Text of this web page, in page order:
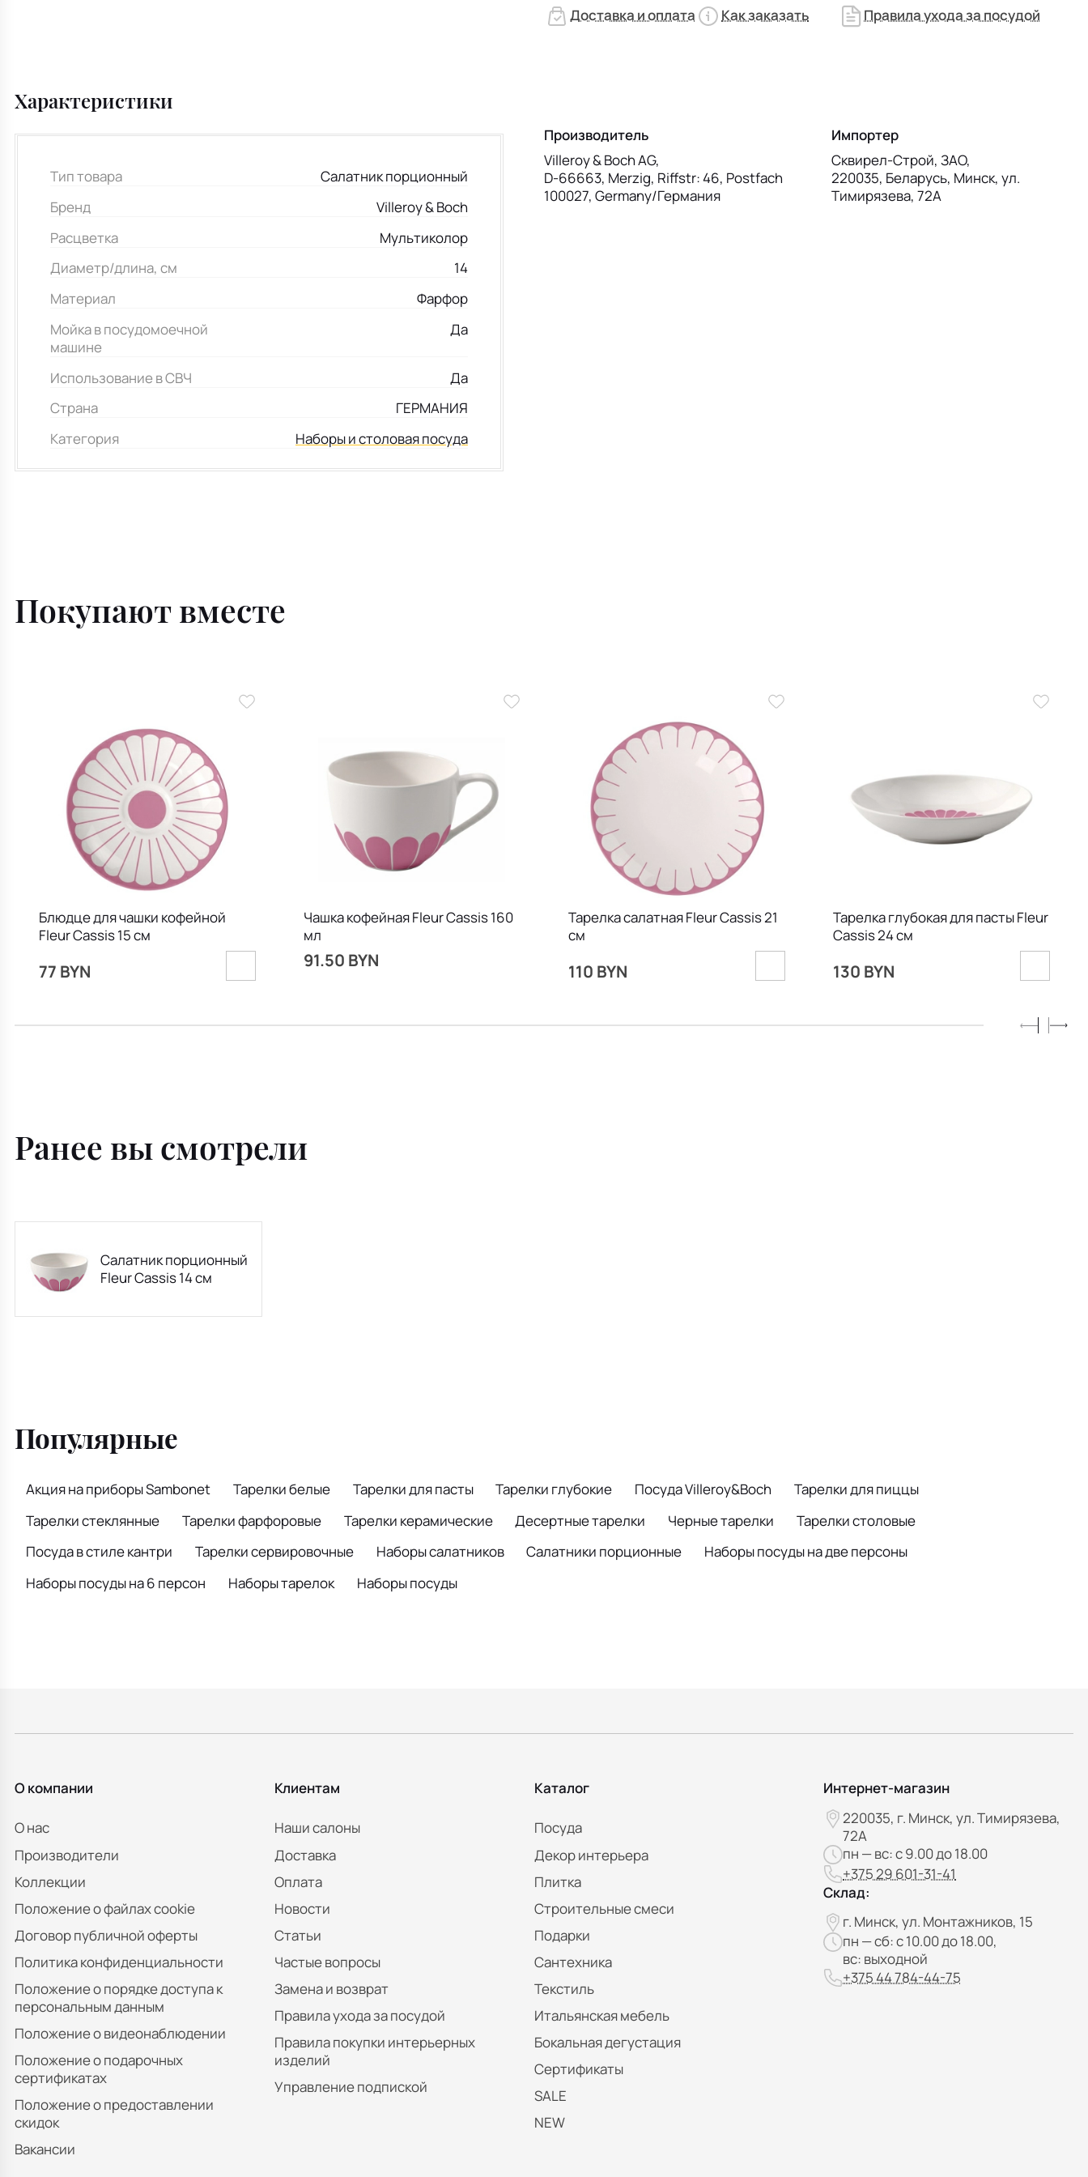
Доставка и оплата Как заказать Правила ухода за посудой
Характеристики
Тип товара
Салатник порционный
Бренд
Villeroy & Boch
Расцветка
Мультиколор
Диаметр/длина, см
14
Материал
Фарфор
Мойка в посудомоечной
машине
Да
Использование в СВЧ
Да
Страна
ГЕРМАНИЯ
Категория
Наборы и столовая посуда
Производитель
Villeroy & Boch AG,
D-66663, Merzig, Riffstr: 46, Postfach
100027, Germany/Германия
Импортер
Сквирел-Строй, ЗАО,
220035, Беларусь, Минск, ул.
Тимирязева, 72А
Покупают вместе
Блюдце для чашки кофейной
Fleur Cassis 15 см
77 BYN
Чашка кофейная Fleur Cassis 160
мл
91.50 BYN
Тарелка салатная Fleur Cassis 21
см
110 BYN
Тарелка глубокая для пасты Fleur
Cassis 24 см
130 BYN
Ранее вы смотрели
Салатник порционный
Fleur Cassis 14 см
Популярные
Акция на приборы Sambonet Тарелки белые Тарелки для пасты Тарелки глубокие Посуда Villeroy&Boch
Тарелки для пиццы
Тарелки стеклянные
Тарелки фарфоровые Тарелки керамические Десертные тарелки Черные тарелки
Тарелки столовые
Посуда в стиле кантри
Тарелки сервировочные Наборы салатников Салатники порционные
Наборы посуды на две персоны
Наборы посуды на 6 персон
Наборы тарелок Наборы посуды
О компании
О нас
Производители
Коллекции
Положение о файлах cookie
Договор публичной оферты
Политика конфиденциальности
Положение о порядке доступа к
персональным данным
Положение о видеонаблюдении
Положение о подарочных
сертификатах
Положение о предоставлении
скидок
Вакансии
Клиентам
Наши салоны
Доставка
Оплата
Новости
Статьи
Частые вопросы
Замена и возврат
Правила ухода за посудой
Правила покупки интерьерных
изделий
Управление подпиской
Каталог
Посуда
Декор интерьера
Плитка
Строительные смеси
Подарки
Сантехника
Текстиль
Итальянская мебель
Бокальная дегустация
Сертификаты
SALE
NEW
Интернет-магазин
220035, г. Минск, ул. Тимирязева,
72А
пн — вс: с 9.00 до 18.00
+375 29 601-31-41
Склад:
г. Минск, ул. Монтажников, 15
пн — сб: с 10.00 до 18.00,
вс: выходной
+375 44 784-44-75